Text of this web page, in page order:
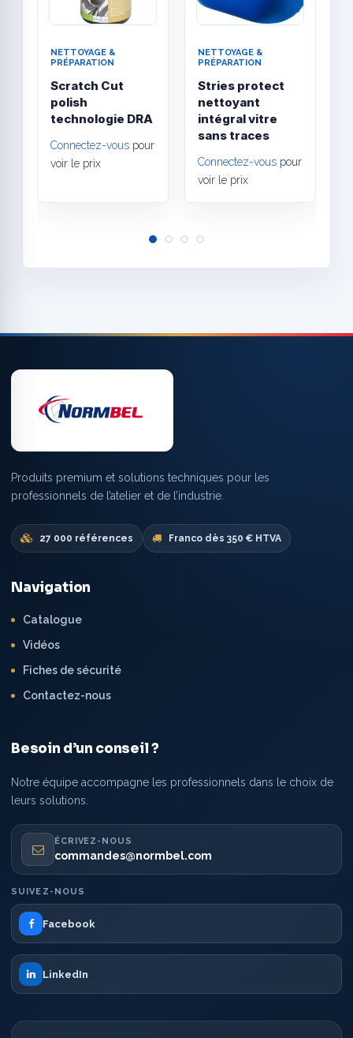
NETTOYAGE &
PRÉPARATION
Scratch Cut
polish
technologie DRA
Connectez-vous pour
voir le prix
NETTOYAGE &
PRÉPARATION
Stries protect
nettoyant
intégral vitre
sans traces
Connectez-vous pour
voir le prix
Produits premium et solutions techniques pour les
professionnels de l’atelier et de l’industrie.
27 000 références Franco dès 350 € HTVA
Navigation
Catalogue
Vidéos
Fiches de sécurité
Contactez-nous
Besoin d’un conseil ?
Notre équipe accompagne les professionnels dans le choix de
leurs solutions.
ÉCRIVEZ-NOUS
commandes@normbel.com
SUIVEZ-NOUS
Facebook
LinkedIn